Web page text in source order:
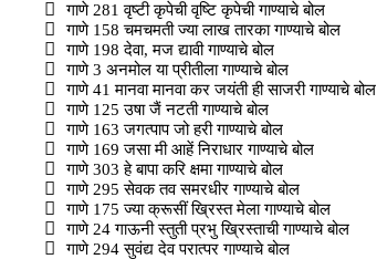
गाणे 281 वृष्टी कृपेची वृष्टि कृपेची गाण्याचे बोल
गाणे 158 चमचमती ज्या लाख तारका गाण्याचे बोल
गाणे 198 देवा, मज द्यावी गाण्याचे बोल
गाणे 3 अनमोल या प्रीतीला गाण्याचे बोल
गाणे 41 मानवा मानवा कर जयंती ही साजरी गाण्याचे बोल
गाणे 125 उषा जैं नटती गाण्याचे बोल
गाणे 163 जगत्पाप जो हरी गाण्याचे बोल
गाणे 169 जसा मी आहें निराधार गाण्याचे बोल
गाणे 303 हे बापा करि क्षमा गाण्याचे बोल
गाणे 295 सेवक तव समरधीर गाण्याचे बोल
गाणे 175 ज्या क्रूसीं ख्रिस्त मेला गाण्याचे बोल
गाणे 24 गाऊनी स्तुती प्रभु ख्रिस्ताची गाण्याचे बोल
गाणे 294 सुवंद्य देव परात्पर गाण्याचे बोल